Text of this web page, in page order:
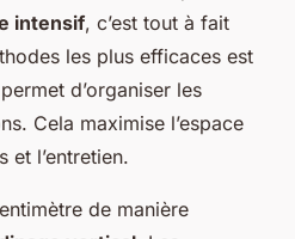
intensif, c’est tout à fait
les plus efficaces est
d’organiser les
Cela maximise l’espace
et l’entretien.
de manière